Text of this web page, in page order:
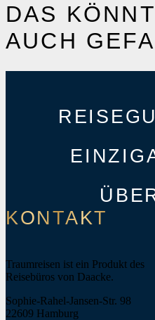
DAS
AUCH
KONTAKT
Traumreisen ist ein Produkt des
Reisebüros von Daacke.
Sophie-Rahel-Jansen-Str. 98
22609 Hamburg